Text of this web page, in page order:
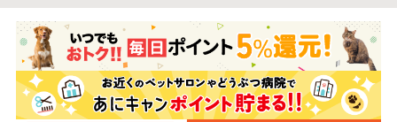
小動物・鳥 アクア・爬虫類・昆虫
ログイン
会員登録
あにまるキャンパスについて